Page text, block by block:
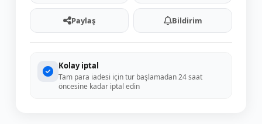
Paylaş Bildirim
Kolay iptal
Tam para iadesi için tur başlamadan 24 saat
öncesine kadar iptal edin